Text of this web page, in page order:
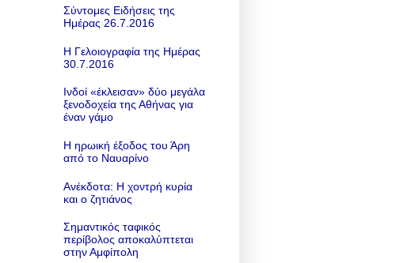
Σύντομες Ειδήσεις της
Ημέρας 26.7.2016
Η Γελοιογραφία της Ημέρας
30.7.2016
Ινδοί «έκλεισαν» δύο μεγάλα
ξενοδοχεία της Αθήνας για
έναν γάμο
Η ηρωική έξοδος του Άρη
από το Ναυαρίνο
Ανέκδοτα: Η χοντρή κυρία
και ο ζητιάνος
Σημαντικός ταφικός
περίβολος αποκαλύπτεται
στην Αμφίπολη